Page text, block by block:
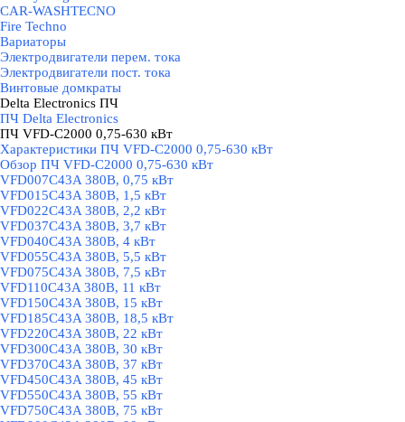
CAR-WASHTECNO
Fire Techno
Вариаторы
Электродвигатели перем. тока
Электродвигатели пост. тока
Винтовые домкраты
Delta Electronics ПЧ
ПЧ Delta Electronics
ПЧ VFD-C2000 0,75-630 кВт
Характеристики ПЧ VFD-C2000 0,75-630 кВт
Обзор ПЧ VFD-C2000 0,75-630 кВт
VFD007C43A 380В, 0,75 кВт
VFD015C43A 380В, 1,5 кВт
VFD022C43A 380В, 2,2 кВт
VFD037C43A 380В, 3,7 кВт
VFD040C43A 380В, 4 кВт
VFD055C43A 380В, 5,5 кВт
VFD075C43A 380В, 7,5 кВт
VFD110C43A 380В, 11 кВт
VFD150C43A 380В, 15 кВт
VFD185C43A 380В, 18,5 кВт
VFD220C43A 380В, 22 кВт
VFD300C43A 380В, 30 кВт
VFD370C43A 380В, 37 кВт
VFD450C43A 380В, 45 кВт
VFD550C43A 380В, 55 кВт
VFD750C43A 380В, 75 кВт